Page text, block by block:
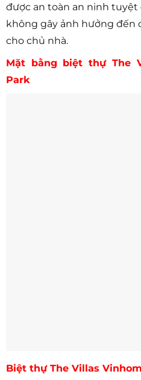
được an toàn an ninh tuyệt
không gây ảnh hưởng đến
cho chủ nhà.
Mặt bằng biệt thự The
Park
Biệt thự The Villas